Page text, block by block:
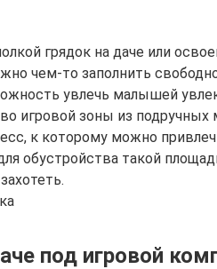
грядок на даче или
чем-то заполнить
увлечь малышей
игровой зоны из подручных
к которому можно
обустройства такой
под игровой